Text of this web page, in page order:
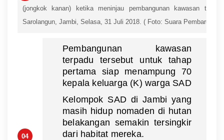
(jongkok kanan) ketika meninjau pembangunan kawasan
Sarolangun, Jambi, Selasa, 31 Juli 2018. ( Foto: Suara Pembaruan/
Mahasiswa
Dampak
Nasional di
Antisipasi
Pembangunan kawasan
terpadu tersebut untuk tahap
pertama siap menampung 70
kepala keluarga (K) warga SAD
Kelompok SAD di Jambi yang
masih hidup nomaden di hutan
belakangan semakin tersingkir
dari habitat mereka.